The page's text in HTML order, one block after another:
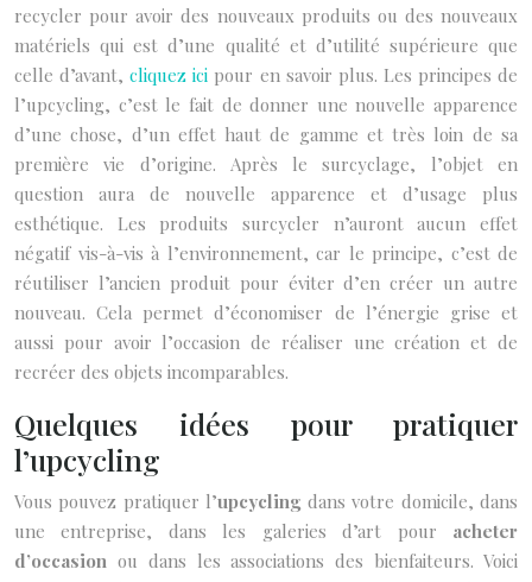
recycler pour avoir des nouveaux produits ou des nouveaux
matériels qui est d’une qualité et d’utilité supérieure que
celle d’avant,cliquez ici pour en savoir plus. Les principes de
l’upcycling, c’est le fait de donner une nouvelle apparence
d’une chose, d’un effet haut de gamme et très loin de sa
première vie d’origine. Après le surcyclage, l’objet en
question aura de nouvelle apparence et d’usage plus
esthétique. Les produits surcycler n’auront aucun effet
négatif vis-à-vis à l’environnement, car le principe, c’est de
réutiliser l’ancien produit pour éviter d’en créer un autre
nouveau. Cela permet d’économiser de l’énergie grise et
aussi pour avoir l’occasion de réaliser une création et de
recréer des objets incomparables.
Quelques idées pour pratiquer
l’upcycling
Vous pouvez pratiquer l’upcycling dans votre domicile, dans
une entreprise, dans les galeries d’art pour acheter
d’occasion ou dans les associations des bienfaiteurs. Voici